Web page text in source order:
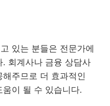
있는 분들은 전문가에
회계사나 금융 상담사
해주므로 더 효과적인
이 될 수 있습니다.